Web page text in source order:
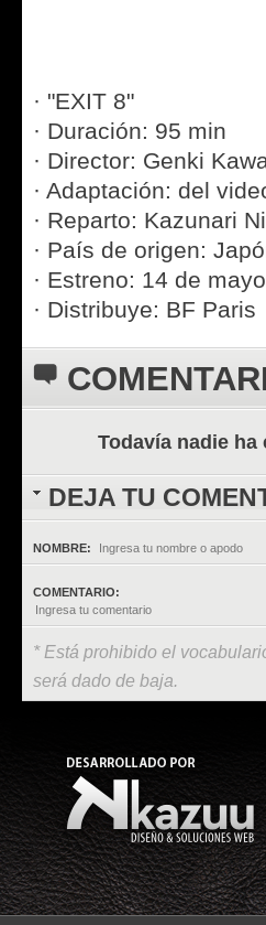
· "EXIT 8"
· Duración: 95 min
· Director: Genki
· Adaptación: del
· Reparto: Kazunari
· País de origen:
· Estreno: 14 de mayo
· Distribuye: BF Paris
Todavía nadie
DEJA TU
NOMBRE:
COMENTARIO:
* Está prohibido el
será dado de baja.